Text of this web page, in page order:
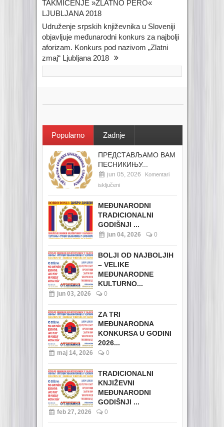
TAKMIČENJE »ZLATNO PERO«
LJUBLJANA 2018
Udruženje srpskih književnika u Sloveniji
objavljuje međunarodni konkurs za najbolji
aforizam. Konkurs pod nazivom „Zlatni
zmaj“ Ljubljana 2018
Popularno Zadnje
ПРЕДСТАВЉАМО ВАМ
ПЕСНИКИЊУ...
jun 05, 2026
Komentari
isključeni
MEĐUNARODNI
TRADICIONALNI
GODIŠNJI ...
jun 04, 2026 0
BOLJI OD NAJBOLJIH
– VELIKE
MEĐUNARODNE
KULTURNO...
jun 03, 2026 0
ZA TRI
MEĐUNARODNA
KONKURSA U GODINI
2026...
maj 14, 2026 0
TRADICIONALNI
KNJIŽEVNI
MEĐUNARODNI
GODIŠNJI ...
feb 27, 2026 0